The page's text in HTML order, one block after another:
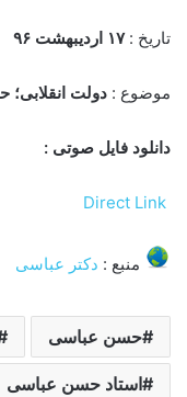
تاریخ :۱۷ اردیبهشت ۹۶
موضوع : دولت انقلابی؛
دانلود فایل صوتی :
Direct Link
منبع : دکتر عباسی
حسن عباسی
استاد حسن عباسی